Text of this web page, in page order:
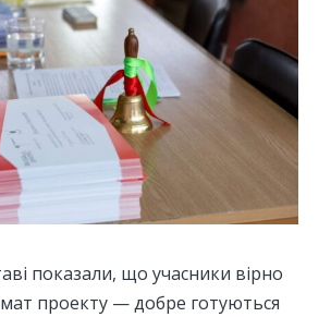
показали, що учасники вірно
проекту — добре готуються